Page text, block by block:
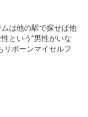
は他の駅で探せば他
という”男性がいな
リボーンマイセルフ